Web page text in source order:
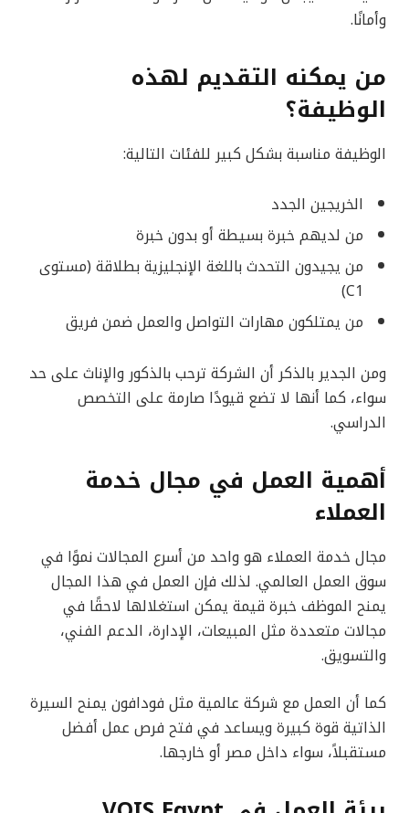
وأمانًا.
من يمكنه التقديم لهذه
الوظيفة؟
الوظيفة مناسبة بشكل كبير للفئات التالية:
الخريجين الجدد
من لديهم خبرة بسيطة أو بدون خبرة
من يجيدون التحدث باللغة الإنجليزية بطلاقة (مستوى
C1)
من يمتلكون مهارات التواصل والعمل ضمن فريق
ومن الجدير بالذكر أن الشركة ترحب بالذكور والإناث على حد
سواء، كما أنها لا تضع قيودًا صارمة على التخصص
الدراسي.
أهمية العمل في مجال خدمة
العملاء
مجال خدمة العملاء هو واحد من أسرع المجالات نموًا في
سوق العمل العالمي. لذلك فإن العمل في هذا المجال
يمنح الموظف خبرة قيمة يمكن استغلالها لاحقًا في
مجالات متعددة مثل المبيعات، الإدارة، الدعم الفني،
والتسويق.
كما أن العمل مع شركة عالمية مثل فودافون يمنح السيرة
الذاتية قوة كبيرة ويساعد في فتح فرص عمل أفضل
مستقبلاً، سواء داخل مصر أو خارجها.